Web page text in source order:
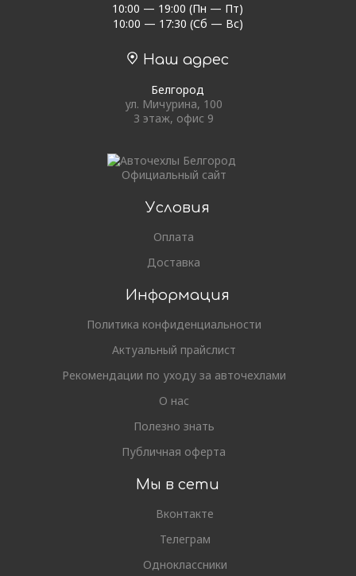
10:00 — 19:00 (Пн — Пт)
10:00 — 17:30 (Сб — Вс)
Наш адрес
Белгород
ул. Мичурина, 100
3 этаж, офис 9
Официальный сайт
Условия
Оплата
Доставка
Информация
Политика конфиденциальности
Актуальный прайслист
Рекомендации по уходу за авточехлами
О нас
Полезно знать
Публичная оферта
Мы в сети
Вконтакте
Телеграм
Одноклассники